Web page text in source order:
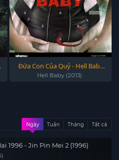
Đứa Con Của Quỷ - Hell Baby
(2013)
Hell Baby (2013)
Ngày Tuần Tháng Tất cả
1996 - Jin Pin Mei 2 (1996)